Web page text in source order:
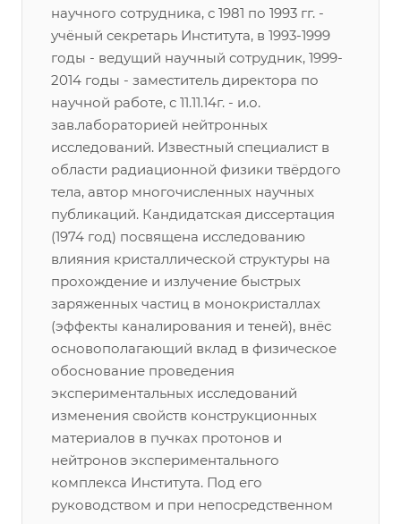
научного сотрудника, с 1981 по 1993 гг. -
учёный секретарь Института, в 1993-1999
годы - ведущий научный сотрудник, 1999-
2014 годы - заместитель директора по
научной работе, с 11.11.14г. - и.о.
зав.лабораторией нейтронных
исследований. Известный специалист в
области радиационной физики твёрдого
тела, автор многочисленных научных
публикаций. Кандидатская диссертация
(1974 год) посвящена исследованию
влияния кристаллической структуры на
прохождение и излучение быстрых
заряженных частиц в монокристаллах
(эффекты каналирования и теней), внёс
основополагающий вклад в физическое
обоснование проведения
экспериментальных исследований
изменения свойств конструкционных
материалов в пучках протонов и
нейтронов экспериментального
комплекса Института. Под его
руководством и при непосредственном